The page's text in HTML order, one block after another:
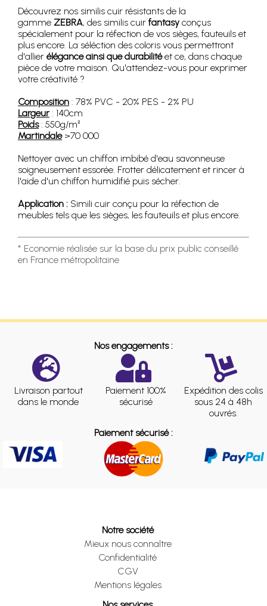
Découvrez nos similis cuir résistants de la
gamme ZEBRA, des similis cuir fantasy conçus
spécialement pour la réfection de vos sièges, fauteuils et
plus encore. La séléction des coloris vous permettront
d'allier élégance ainsi que durabilitéet ce, dans chaque
pièce de votre maison. Qu'attendez-vous pour exprimer
votre créativité ?
Composition : 78% PVC - 20% PES - 2% PU
Largeur: 140cm
Poids: 550g/m²
Martindale>70 000
Nettoyer avec un chiffon imbibé d'eau savonneuse
soigneusement essorée. Frotter délicatement et rincer à
l'aide d'un chiffon humidifié puis sécher.
Application : Simili cuir conçu pour la réfection de
meubles tels que les sièges, les fauteuils et plus encore.
* Economie réalisée sur la base du prix public conseillé
en France métropolitaine
Nos engagements :
Livraison partout
dans le monde
Paiement 100%
sécurisé
Expédition des colis
sous 24 à 48h
ouvrés.
Paiement sécurisé :
Notre société
Mieux nous connaître
Confidentialité
CGV
Mentions légales